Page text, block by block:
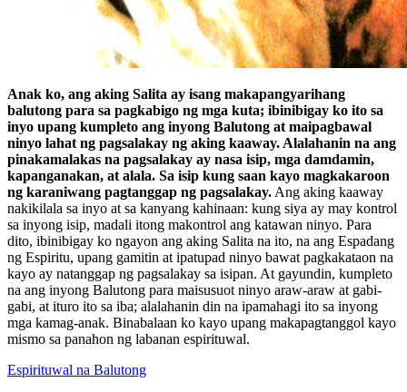
Anak ko, ang aking Salita ay isang makapangyarihang
balutong para sa pagkabigo ng mga kuta; ibinibigay ko ito sa
inyo upang kumpleto ang inyong Balutong at maipagbawal
ninyo lahat ng pagsalakay ng aking kaaway. Alalahanin na ang
pinakamalakas na pagsalakay ay nasa isip, mga damdamin,
kapanganakan, at alala. Sa isip kung saan kayo magkakaroon
ng karaniwang pagtanggap ng pagsalakay. Ang aking kaaway
nakikilala sa inyo at sa kanyang kahinaan: kung siya ay may kontrol
sa inyong isip, madali itong makontrol ang katawan ninyo. Para
dito, ibinibigay ko ngayon ang aking Salita na ito, na ang Espadang
ng Espiritu, upang gamitin at ipatupad ninyo bawat pagkakataon na
kayo ay natanggap ng pagsalakay sa isipan. At gayundin, kumpleto
na ang inyong Balutong para maisusuot ninyo araw-araw at gabi-
gabi, at ituro ito sa iba; alalahanin din na ipamahagi ito sa inyong
mga kamag-anak. Binabalaan ko kayo upang makapagtanggol kayo
mismo sa panahon ng labanan espirituwal.
Espirituwal na Balutong